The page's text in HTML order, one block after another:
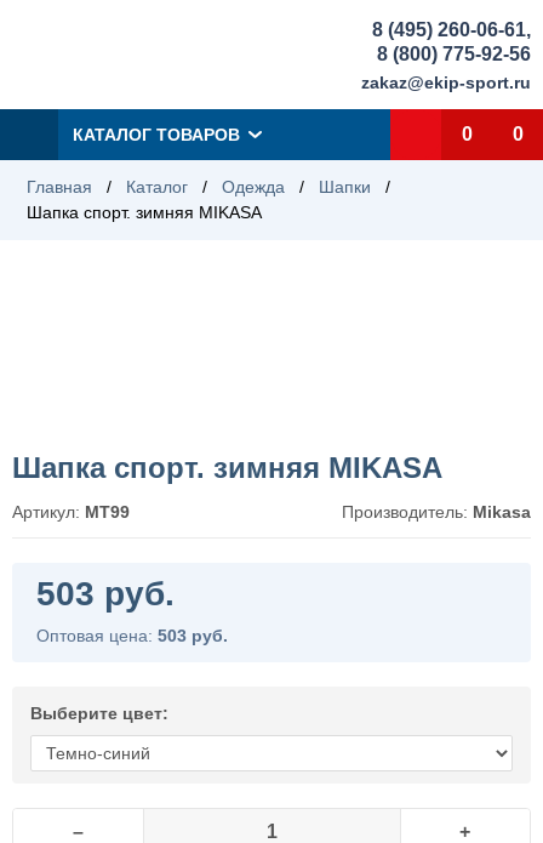
8 (495) 260-06-61,
8 (800) 775-92-56
zakaz@ekip-sport.ru
КАТАЛОГ ТОВАРОВ 0 0
Главная / Каталог / Одежда / Шапки
/
Шапка спорт. зимняя MIKASA
Шапка спорт. зимняя MIKASA
Артикул: MT99 Производитель: Mikasa
503 руб.
Оптовая цена: 503 руб.
Выберите цвет:
– +